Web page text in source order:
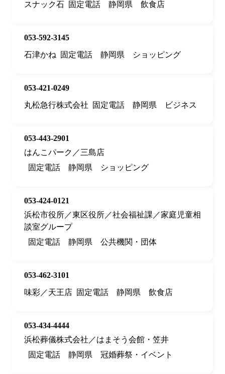
スナック石 固定電話 静岡県 飲食店
053-592-3145
石津かね
固定電話 静岡県 ショッピング
053-421-0249
丸松急行株式会社
固定電話 静岡県 ビジネス
053-443-2901
はんこパーク／三島店
固定電話
静岡県 ショッピング
053-424-0121
浜松市役所／東区役所／社会福祉課／家庭児童相
談室グループ
固定電話
静岡県 公共機関・団体
053-462-3101
味彩／天王店 固定電話 静岡県 飲食店
053-434-4444
浜松葬儀株式会社／はまそう会館・笠井
固定電話
静岡県 冠婚葬祭・イベント